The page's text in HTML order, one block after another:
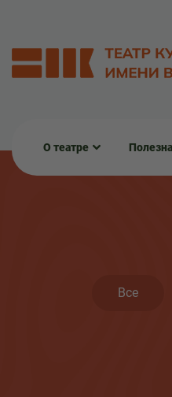
О театре
Все